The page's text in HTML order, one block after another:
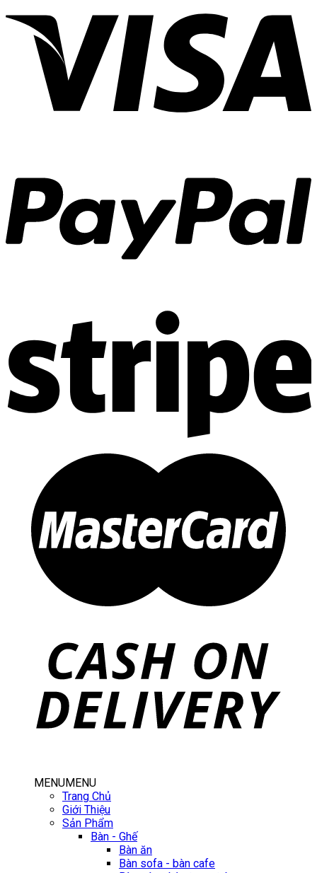
MENUMENU
Trang Chủ
Giới Thiệu
Sản Phẩm
Bàn - Ghế
Bàn ăn
Bàn sofa - bàn cafe